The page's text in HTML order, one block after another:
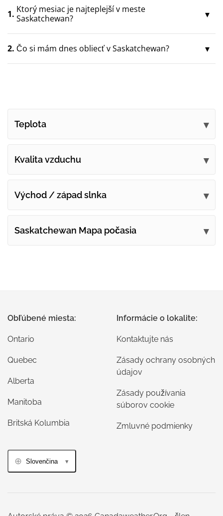
1. Ktorý mesiac je najteplejší v meste
Saskatchewan?
2. Čo si mám dnes obliecť v Saskatchewan?
Teplota
Kvalita vzduchu
Východ / západ slnka
Saskatchewan Mapa počasia
Obľúbené miesta:
Ontario
Quebec
Alberta
Manitoba
Britská Kolumbia
Informácie o lokalite:
Kontaktujte nás
Zásady ochrany osobných
údajov
Zásady používania
súborov cookie
Zmluvné podmienky
Slovenčina